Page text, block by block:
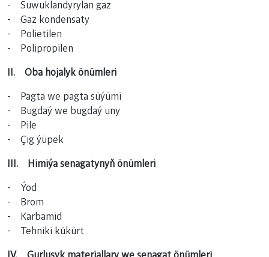
- Suwuklandyrylan gaz
- Gaz kondensaty
- Polietilen
- Polipropilen
II. Oba hojalyk önümleri
- Pagta we pagta süýümi
- Bugdaý we bugdaý uny
- Pile
- Çig ýüpek
III. Himiýa senagatynyň önümleri
- Ýod
- Brom
- Karbamid
- Tehniki kükürt